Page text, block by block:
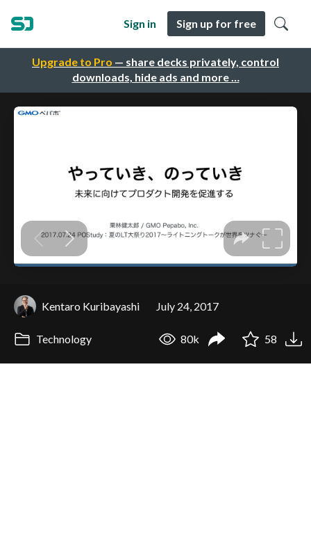
Upgrade to Pro — share decks privately, control
downloads, hide ads and more …
Sign in Sign up for free
Kentaro Kuribayashi July 24, 2017
Technology 80k 58